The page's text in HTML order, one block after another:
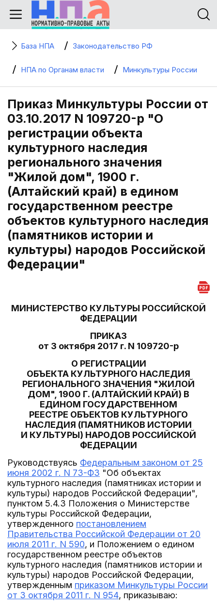
База НПА Законодательство РФ
НПА по Органам власти Минкультуры России
Приказ Минкультуры России от
03.10.2017 N 109720-р "О
регистрации объекта
культурного наследия
регионального значения
"Жилой дом", 1900 г.
(Алтайский край) в едином
государственном реестре
объектов культурного наследия
(памятников истории и
культуры) народов Российской
Федерации"
МИНИСТЕРСТВО КУЛЬТУРЫ РОССИЙСКОЙ
ФЕДЕРАЦИИ
ПРИКАЗ
от 3 октября 2017 г. N 109720-р
О РЕГИСТРАЦИИ
ОБЪЕКТА КУЛЬТУРНОГО НАСЛЕДИЯ
РЕГИОНАЛЬНОГО ЗНАЧЕНИЯ "ЖИЛОЙ
ДОМ", 1900 Г. (АЛТАЙСКИЙ КРАЙ) В
ЕДИНОМ ГОСУДАРСТВЕННОМ
РЕЕСТРЕ ОБЪЕКТОВ КУЛЬТУРНОГО
НАСЛЕДИЯ (ПАМЯТНИКОВ ИСТОРИИ
И КУЛЬТУРЫ) НАРОДОВ РОССИЙСКОЙ
ФЕДЕРАЦИИ
Руководствуясь Федеральным законом от 25
июня 2002 г. N 73-ФЗ "Об объектах
культурного наследия (памятниках истории и
культуры) народов Российской Федерации",
пунктом 5.4.3 Положения о Министерстве
культуры Российской Федерации,
утвержденного постановлением
Правительства Российской Федерации от 20
июля 2011 г. N 590, и Положением о едином
государственном реестре объектов
культурного наследия (памятников истории и
культуры) народов Российской Федерации,
утвержденным приказом Минкультуры России
от 3 октября 2011 г. N 954, приказываю: